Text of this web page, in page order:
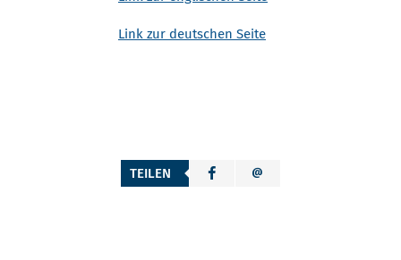
Link zur deutschen Seite
TEILEN